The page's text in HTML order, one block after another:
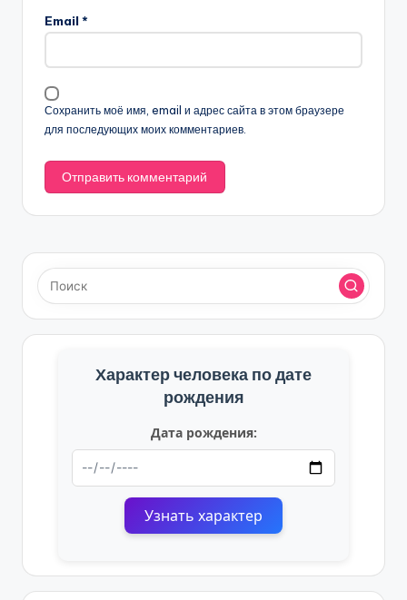
Email *
Сохранить моё имя, email и адрес сайта в этом браузере
для последующих моих комментариев.
Характер человека по дате
рождения
Дата рождения:
Узнать характер